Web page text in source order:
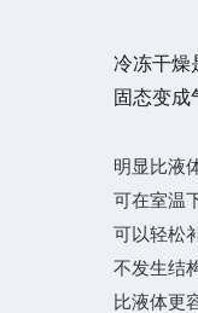
冷冻干燥
固态变成
明显比液
可在室温
可以轻松
不发生结
比液体更